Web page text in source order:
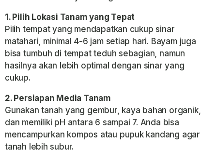
1. Pilih Lokasi Tanam yang Tepat
Pilih tempat yang mendapatkan cukup sinar
matahari, minimal 4-6 jam setiap hari. Bayam juga
bisa tumbuh di tempat teduh sebagian, namun
hasilnya akan lebih optimal dengan sinar yang
cukup.
2. Persiapan Media Tanam
Gunakan tanah yang gembur, kaya bahan organik,
dan memiliki pH antara 6 sampai 7. Anda bisa
mencampurkan kompos atau pupuk kandang agar
tanah lebih subur.